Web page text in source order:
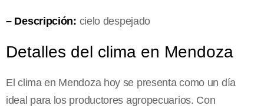
– Descripción: cielo despejado
Detalles del clima en Mendoza
El clima en Mendoza hoy se presenta como un día
ideal para los productores agropecuarios. Con